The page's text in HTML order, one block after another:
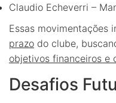
Claudio Echeverri –
Essas movimentações
prazo do clube,
objetivos financeiros e
Desafios